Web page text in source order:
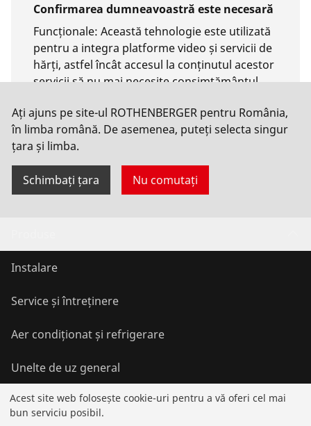
Confirmarea dumneavoastră este necesară
Funcționale: Această tehnologie este utilizată
pentru a integra platforme video și servicii de
hărți, astfel încât accesul la conținutul acestor
servicii să nu mai necesite consimțământul
Permiteți utilizarea
Ați ajuns pe site-ul ROTHENBERGER pentru România,
în limba română. De asemenea, puteți selecta singur
țara și limba.
Schimbați țara Nu comutați
Instalare
Service și întreținere
Aer condiționat și refrigerare
Unelte de uz general
Service și plusvaloare
Acest site web folosește cookie-uri pentru a vă oferi cel mai
bun serviciu posibil.